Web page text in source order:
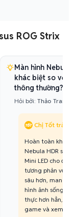
ROG Strix
Màn hình Nebula
khác biệt so với
thông thường?
Hỏi bởi: Thảo Trang
Chị Tốt trả lời:
Hoàn toàn khác
Nebula HDR sử
Mini LED cho độ
tương phản vượt
sâu hơn, mang
hình ảnh sống
thực hơn hẳn, đặc
game và xem